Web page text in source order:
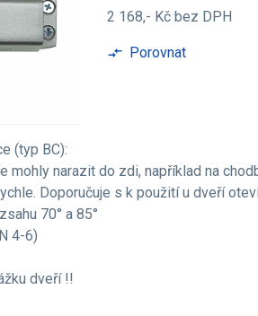
2 168,- Kč bez DPH
compare_arrows Porovnat
(typ BC):
mohly narazit do zdi, například na
Doporučuje s k použití u dveří
70° a 85°
4-6)
dveří !!